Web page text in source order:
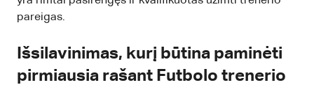
pareigas.
Išsilavinimas, kurį būtina paminėti
pirmiausia rašant Futbolo trenerio